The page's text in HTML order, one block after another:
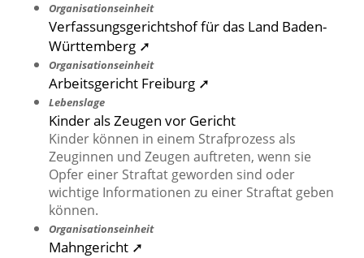
Organisationseinheit
Verfassungsgerichtshof für das Land Baden-
Württemberg ➚
Organisationseinheit
Arbeitsgericht Freiburg ➚
Lebenslage
Kinder als Zeugen vor Gericht
Kinder können in einem Strafprozess als
Zeuginnen und Zeugen auftreten, wenn sie
Opfer einer Straftat geworden sind oder
wichtige Informationen zu einer Straftat geben
können.
Organisationseinheit
Mahngericht ➚